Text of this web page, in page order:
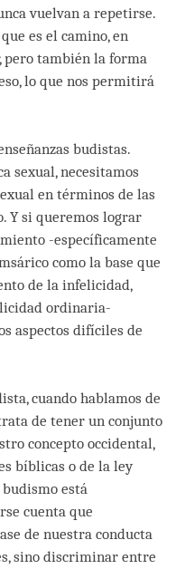
vuelvan a repetirse.
es el camino, en
pero también la forma
lo que nos permitirá
budistas.
sexual, necesitamos
en términos de las
Y si queremos lograr
-específicamente
como la base que
de la infelicidad,
ordinaria-
aspectos difíciles de
cuando hablamos de
de tener un conjunto
concepto occidental,
bíblicas o de la ley
está
cuenta que
de nuestra conducta
sino discriminar entre